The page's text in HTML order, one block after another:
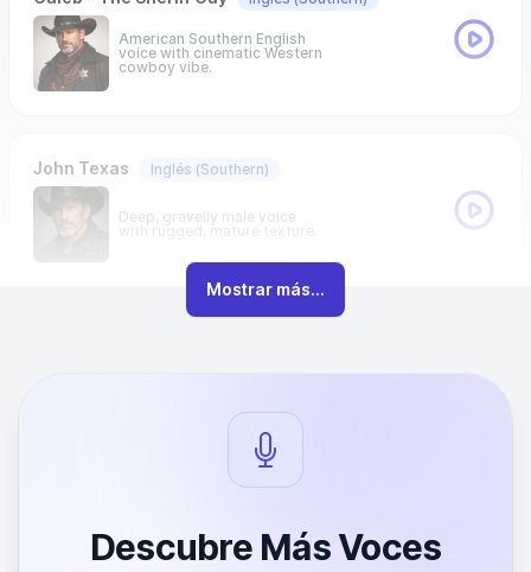
American Southern English
voice with cinematic Western
cowboy vibe.
John Texas Inglés (Southern)
Deep, gravelly male voice
with rugged, mature texture.
Mostrar más...
Descubre Más Voces